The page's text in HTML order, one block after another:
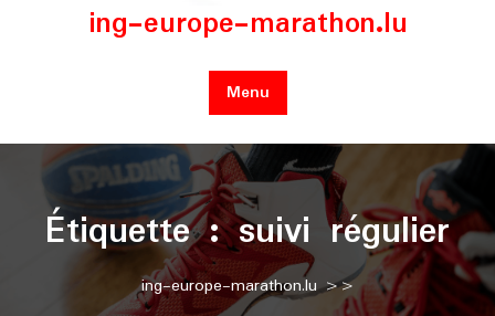
ing-europe-marathon.lu
Menu
Étiquette :suivi régulier
ing-europe-marathon.lu>>